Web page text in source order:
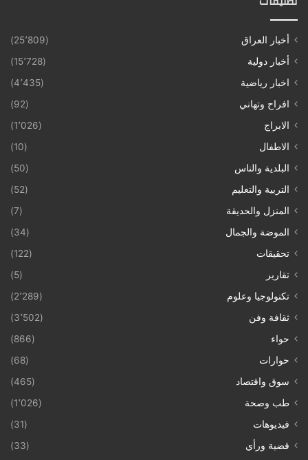
أخبار العراق
(25٬809)
أخبار دولية
(15٬728)
اخبار رياضية
(4٬435)
افراح وتهاني
(92)
الابراج
(1٬026)
الاطفال
(10)
البلدية والناس
(50)
التربية والتعليم
(52)
المنزل والحديقة
(7)
الموضة والجمال
(34)
تحقيقات
(122)
تقارير
(5)
تكنولوجيا وعلوم
(2٬289)
ثقافة وفن
(3٬502)
حواء
(866)
حوارات
(68)
سوق واقتصاد
(465)
طب وصحة
(1٬026)
فيديوهات
(31)
قضية ورأي
(33)